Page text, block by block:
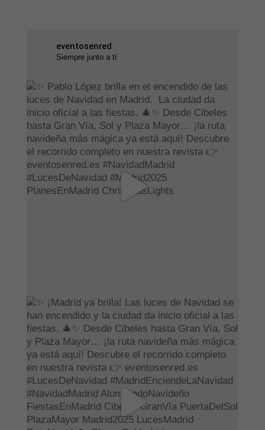
eventosenred
Siempre junto a tí